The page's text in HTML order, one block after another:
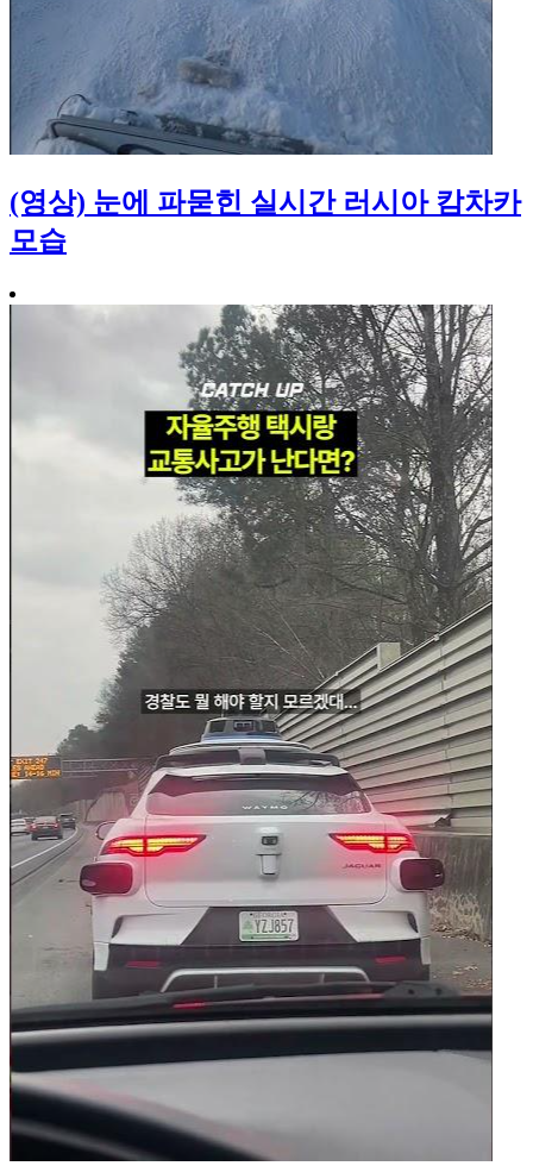
(영상) 눈에 파묻힌 실시간 러시아 캄차카
모습